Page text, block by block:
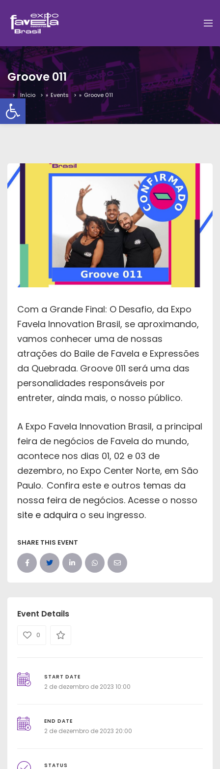
Barra de Ferramentas
Groove 011
Início » Events » Groove 011
Com a Grande Final: O Desafio, da Expo
Favela Innovation Brasil, se aproximando,
vamos conhecer uma de nossas
atrações do Baile de Favela e Expressões
da Quebrada. Groove 011 será uma das
personalidades responsáveis por
entreter, ainda mais, o nosso público.
A Expo Favela Innovation Brasil, a principal
feira de negócios de Favela do mundo,
acontece nos dias 01, 02 e 03 de
dezembro, no Expo Center Norte, em São
Paulo. Confira este e outros temas da
nossa feira de negócios. Acesse o nosso
site e adquira o seu ingresso.
SHARE THIS EVENT
Event Details
0
START DATE
2 de dezembro de 2023 10:00
END DATE
2 de dezembro de 2023 20:00
STATUS